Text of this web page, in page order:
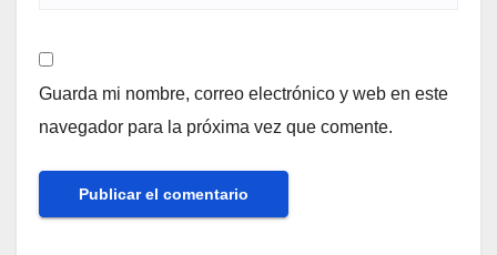
Guarda mi nombre, correo electrónico y web en este
navegador para la próxima vez que comente.